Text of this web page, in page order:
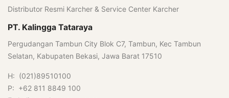
Distributor Resmi Karcher & Service Center Karcher
PT. Kalingga Tataraya
Pergudangan Tambun City Blok C7, Tambun, Kec Tambun
Selatan, Kabupaten Bekasi, Jawa Barat 17510
H: (021)89510100
P: +62 811 8849 100